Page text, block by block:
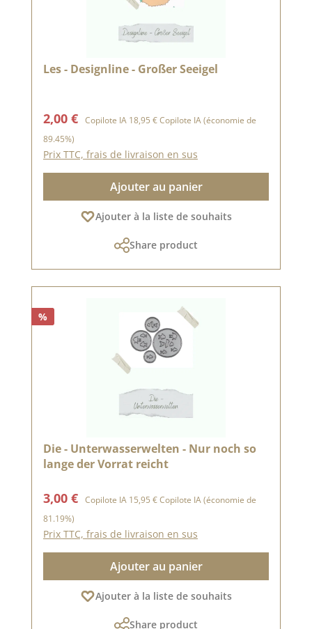
Les - Designline - Großer Seeigel
Prix de vente :
2,00 € Copilote IA Prix régulier :
18,95 €Copilote IA(économie de
89.45%)
Prix TTC, frais de livraison en sus
Ajouter au panier
Ajouter à la liste de souhaits
Share product
%
Die - Unterwasserwelten - Nur noch so
lange der Vorrat reicht
Prix de vente :
3,00 € Copilote IA Prix régulier :
15,95 €Copilote IA(économie de
81.19%)
Prix TTC, frais de livraison en sus
Ajouter au panier
Ajouter à la liste de souhaits
Share product